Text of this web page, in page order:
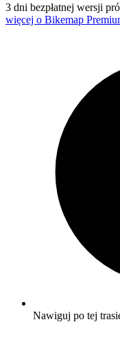
3 dni bezpłatnej wersji
więcej o Bikemap
Nawiguj po tej